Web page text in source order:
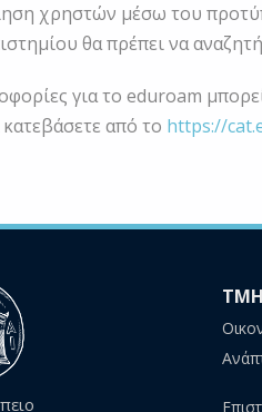
χρηστών μέσω του
θα πρέπει να
για το eduroam
από το https://